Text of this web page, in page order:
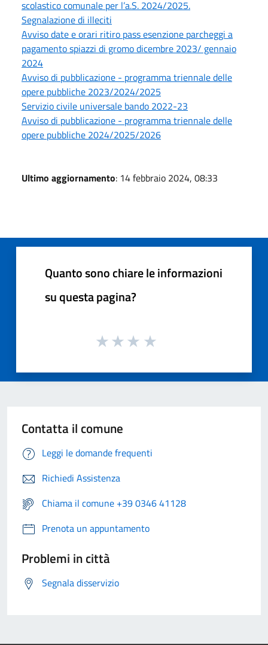
scolastico comunale per l’a.S. 2024/2025.
Segnalazione di illeciti
Avviso date e orari ritiro pass esenzione parcheggi a
pagamento spiazzi di gromo dicembre 2023/ gennaio
2024
Avviso di pubblicazione - programma triennale delle
opere pubbliche 2023/2024/2025
Servizio civile universale bando 2022-23
Avviso di pubblicazione - programma triennale delle
opere pubbliche 2024/2025/2026
Ultimo aggiornamento: 14 febbraio 2024, 08:33
Quanto sono chiare le informazioni
su questa pagina?
Contatta il comune
Leggi le domande frequenti
Richiedi Assistenza
Chiama il comune +39 0346 41128
Prenota un appuntamento
Problemi in città
Segnala disservizio